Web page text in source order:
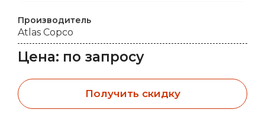
Производитель
Atlas Copco
Цена: по запросу
Получить скидку